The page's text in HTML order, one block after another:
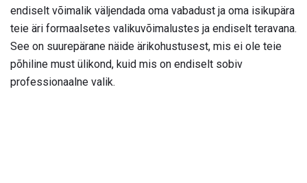
endiselt võimalik väljendada oma vabadust ja oma isikupära
teie äri formaalsetes valikuvõimalustes ja endiselt teravana.
See on suurepärane näide ärikohustusest, mis ei ole teie
põhiline must ülikond, kuid mis on endiselt sobiv
professionaalne valik.